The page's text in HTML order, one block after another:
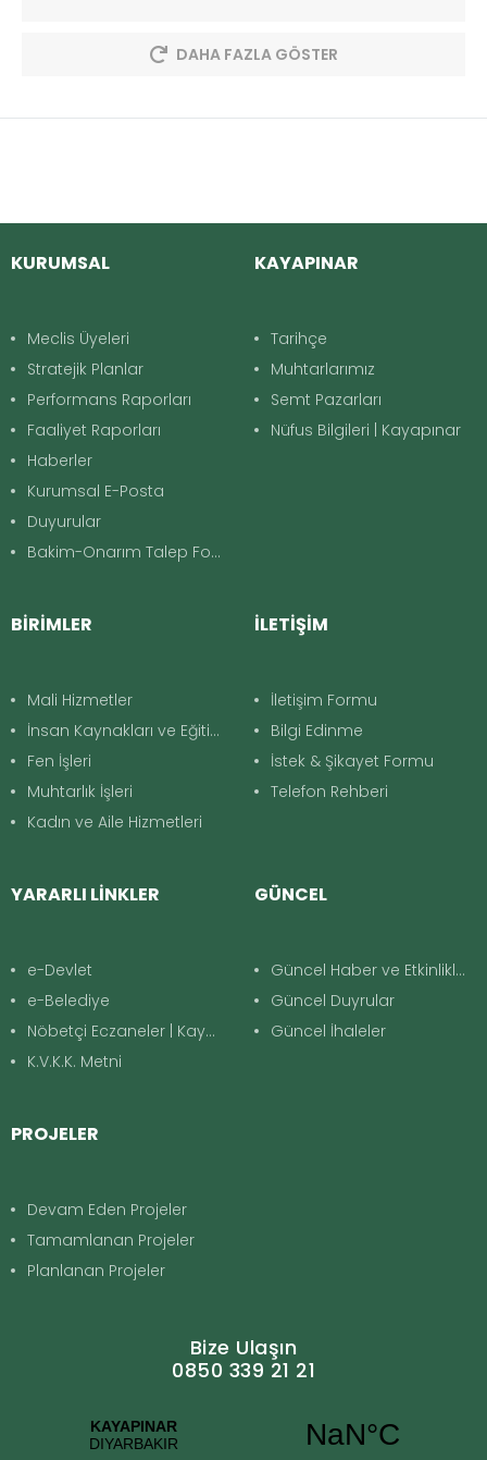
DAHA FAZLA GÖSTER
KURUMSAL
Meclis Üyeleri
Stratejik Planlar
Performans Raporları
Faaliyet Raporları
Haberler
Kurumsal E-Posta
Duyurular
Bakim-Onarım Talep Formu
KAYAPINAR
Tarihçe
Muhtarlarımız
Semt Pazarları
Nüfus Bilgileri | Kayapınar
BİRİMLER
Mali Hizmetler
İnsan Kaynakları ve Eğitim
Fen İşleri
Muhtarlık İşleri
Kadın ve Aile Hizmetleri
İLETİŞİM
İletişim Formu
Bilgi Edinme
İstek & Şikayet Formu
Telefon Rehberi
YARARLI LİNKLER
e-Devlet
e-Belediye
Nöbetçi Eczaneler | Kayapınar
K.V.K.K. Metni
GÜNCEL
Güncel Haber ve Etkinlikler
Güncel Duyrular
Güncel İhaleler
PROJELER
Devam Eden Projeler
Tamamlanan Projeler
Planlanan Projeler
Bize Ulaşın
0850 339 21 21